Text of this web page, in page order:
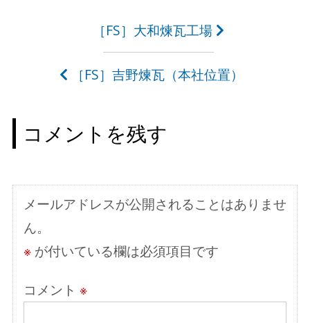
ビ
ゲ
シ
ョ
ン
［FS］大和煉瓦工場
［FS］吉野煉瓦（本社位置）
コメントを残す
メールアドレスが公開されることはありませ
ん。
※が付いている欄は必須項目です
コメント ※